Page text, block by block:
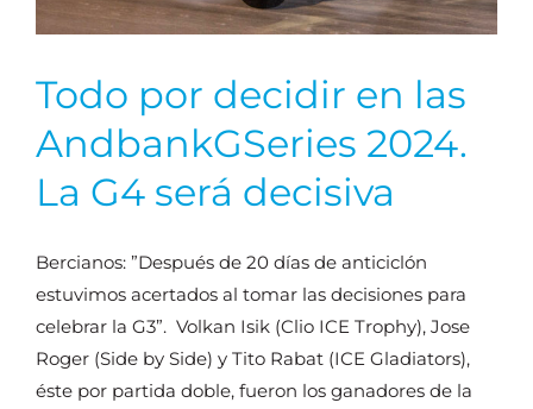
Todo por decidir en las
AndbankGSeries 2024.
La G4 será decisiva
Bercianos: ”Después de 20 días de anticiclón
estuvimos acertados al tomar las decisiones para
celebrar la G3”. Volkan Isik (Clio ICE Trophy), Jose
Roger (Side by Side) y Tito Rabat (ICE Gladiators),
éste por partida doble, fueron los ganadores de la